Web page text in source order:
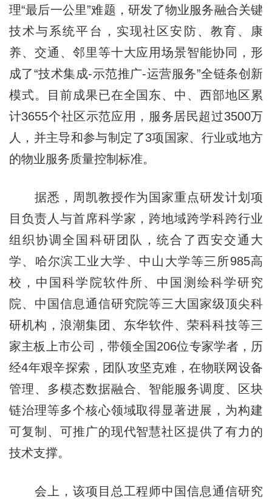
理“最后一公里”难题，研发了物业服务融合关键
技术与系统平台，实现社区安防、教育、康
养、交通、邻里等十大应用场景智能协同，形
成了“技术集成-示范推广-运营服务”全链条创新
模式。目前成果已在全国东、中、西部地区累
计3655个社区示范应用，服务居民超过3500万
人，并主导和参与制定了3项国家、行业或地方
的物业服务质量控制标准。
据悉，周凯教授作为国家重点研发计划项
目负责人与首席科学家，跨地域跨学科跨行业
组织协调全国科研团队，统合了西安交通大
学、哈尔滨工业大学、中山大学等三所985高
校，中国科学院软件所、中国测绘科学研究
院、中国信息通信研究院等三大国家级顶尖科
研机构，浪潮集团、东华软件、荣科科技等三
家主板上市公司，带领全国206位专家学者，历
经4年艰辛探索，团队攻坚克难，在物联网设备
管理、多模态数据融合、智能服务调度、区块
链治理等多个核心领域取得显著进展，为构建
可复制、可推广的现代智慧社区提供了有力的
技术支撑。
会上，该项目总工程师中国信息通信研究